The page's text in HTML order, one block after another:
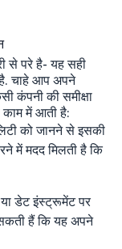
से परे है- यह सही
चाहे आप अपने
कंपनी की समीक्षा
काम में आती है:
को जानने से इसकी
में मदद मिलती है कि
या डेट इंस्ट्रूमेंट पर
हैं कि यह अपने